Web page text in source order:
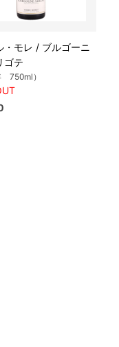
・モレ / ブルゴーニ
ゴテ
750ml）